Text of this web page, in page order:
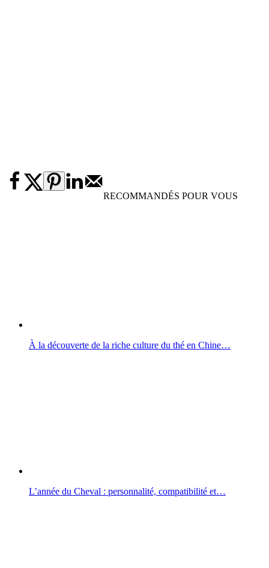
RECOMMANDÉS POUR VOUS
À la découverte de la riche culture du thé en Chine…
L’année du Cheval : personnalité, compatibilité et…